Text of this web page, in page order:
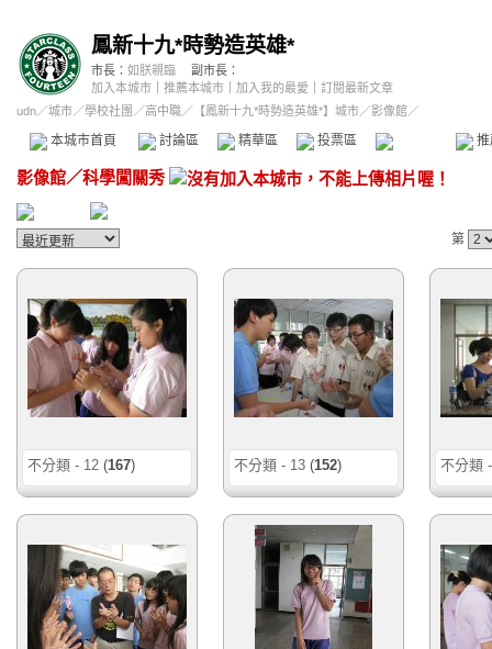
鳳新十九*時勢造英雄*
市長： 如朕親臨
副市長：
加入本城市
推薦本城市 加入我的最愛
訂閱最新文章
udn／城市／學校社團 ／高中職／ 【鳳新十九*時勢造英雄*】城市／影像館／
本城市首頁 討論區 精華區 投票區 影像館
影像館／科學闖關秀
第
不分類 - 12 (167) 不分類 - 13 (152) 不分類